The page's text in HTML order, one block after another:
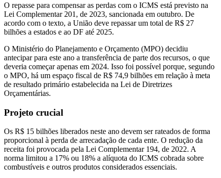
O repasse para compensar as perdas com o ICMS está previsto na
Lei Complementar 201, de 2023, sancionada em outubro. De
acordo com o texto, a União deve repassar um total de R$ 27
bilhões a estados e ao DF até 2025.
O Ministério do Planejamento e Orçamento (MPO) decidiu
antecipar para este ano a transferência de parte dos recursos, o que
deveria começar apenas em 2024. Isso foi possível porque, segundo
o MPO, há um espaço fiscal de R$ 74,9 bilhões em relação à meta
de resultado primário estabelecida na Lei de Diretrizes
Orçamentárias.
Projeto crucial
Os R$ 15 bilhões liberados neste ano devem ser rateados de forma
proporcional à perda de arrecadação de cada ente. O redução da
receita foi provocada pela Lei Complementar 194, de 2022. A
norma limitou a 17% ou 18% a alíquota do ICMS cobrada sobre
combustíveis e outros produtos considerados essenciais.